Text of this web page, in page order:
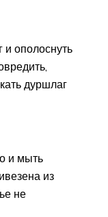
и ополоснуть
дуршлаг
и мыть
из
не